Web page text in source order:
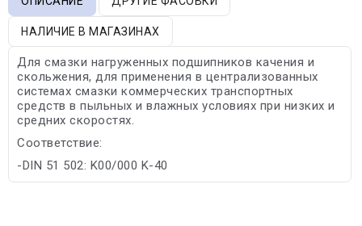
НАЛИЧИЕ В МАГАЗИНАХ
Для смазки нагруженных подшипников качения и
скольжения, для применения в централизованных
системах смазки коммерческих транспортных
средств в пыльных и влажных условиях при низких и
средних скоростях.
Соответствие:
-DIN 51 502: K00/000 K-40